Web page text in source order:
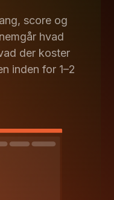
score og
hvad
der koster
inden for 1–2